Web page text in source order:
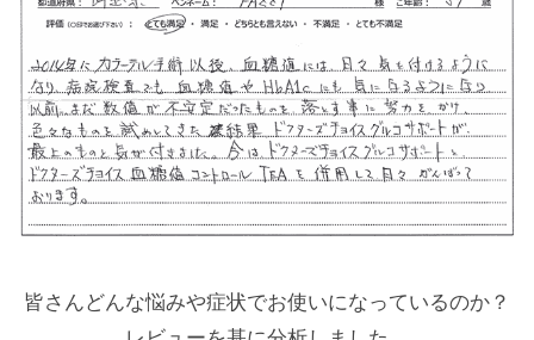
皆さんどんな悩みや症状でお使いになっているのか？